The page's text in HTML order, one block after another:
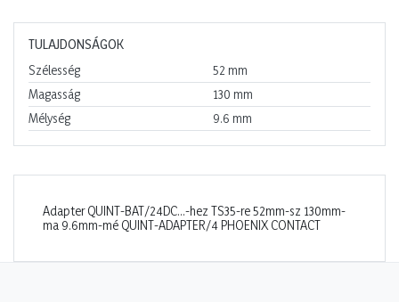
TULAJDONSÁGOK
Szélesség
52 mm
Magasság
130 mm
Mélység
9.6 mm
Adapter QUINT-BAT/24DC...-hez TS35-re 52mm-sz 130mm-
ma 9.6mm-mé QUINT-ADAPTER/4 PHOENIX CONTACT